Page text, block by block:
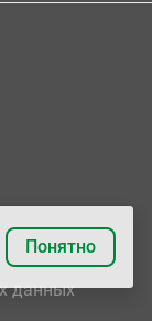
данных
Понятно